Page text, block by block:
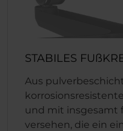
STABILES
Aus
und mit insgesamt
versehen, die ein